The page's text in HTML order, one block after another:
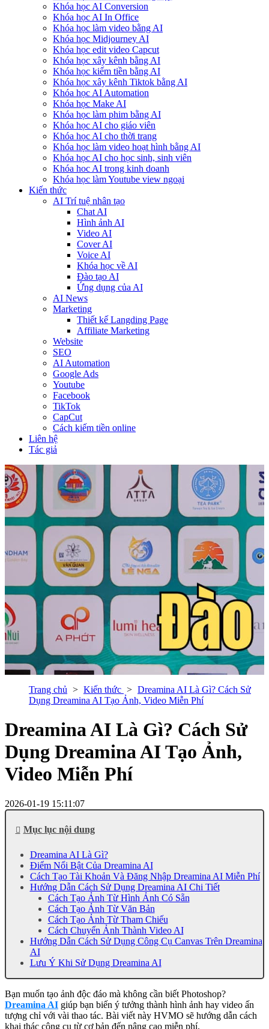
Khóa học AI Conversion
Khóa học AI In Office
Khóa học làm video bằng AI
Khóa học Midjourney AI
Khóa học edit video Capcut
Khóa học xây kênh bằng AI
Khóa học kiếm tiền bằng AI
Khóa học xây kênh Tiktok bằng AI
Khóa học AI Automation
Khóa học Make AI
Khóa học làm phim bằng AI
Khóa học AI cho giáo viên
Khóa học AI cho thời trang
Khóa học làm video hoạt hình bằng AI
Khóa học AI cho học sinh, sinh viên
Khóa hoc AI trong kinh doanh
Khóa học làm Youtube view ngoại
Kiến thức
AI Trí tuệ nhân tạo
Chat AI
Hình ảnh AI
Video AI
Cover AI
Voice AI
Khóa học về AI
Đào tạo AI
Ứng dụng của AI
AI News
Marketing
Thiết kế Langding Page
Affiliate Marketing
Website
SEO
AI Automation
Google Ads
Youtube
Facebook
TikTok
CapCut
Cách kiếm tiền online
Liên hệ
Tác giả
Trang chủ Kiến thức
Dreamina AI Là Gì? Cách Sử
Dụng Dreamina AI Tạo Ảnh, Video Miễn Phí
Dreamina AI Là Gì? Cách Sử
Dụng Dreamina AI Tạo Ảnh,
Video Miễn Phí
2026-01-19 15:11:07
Mục lục nội dung
Dreamina AI Là Gì?
Điểm Nổi Bật Của Dreamina AI
Cách Tạo Tài Khoản Và Đăng Nhập Dreamina AI Miễn Phí
Hướng Dẫn Cách Sử Dụng Dreamina AI Chi Tiết
Cách Tạo Ảnh Từ Hình Ảnh Có Sẵn
Cách Tạo Ảnh Từ Văn Bản
Cách Tạo Ảnh Từ Tham Chiếu
Cách Chuyển Ảnh Thành Video AI
Hướng Dẫn Cách Sử Dụng Công Cụ Canvas Trên Dreamina
AI
Lưu Ý Khi Sử Dụng Dreamina AI
Bạn muốn tạo ảnh độc đáo mà không cần biết Photoshop?
Dreamina AI giúp bạn biến ý tưởng thành hình ảnh hay video ấn
tượng chỉ với vài thao tác. Bài viết này HVMO sẽ hướng dẫn cách
khai thác công cụ từ cơ bản đến nâng cao miễn phí.